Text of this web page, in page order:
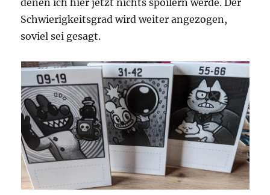
Schwierigkeitsgrad wird weiter angezogen,
soviel sei gesagt.